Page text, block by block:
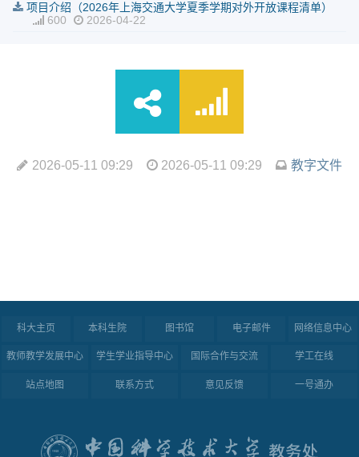
项目介绍（2026年上海交通大学夏季学期对外开放课程清单）
600
2026-04-22
2026-05-11 09:29 2026-05-11 09:29 教字文件
科大主页 本科生院 图书馆 电子邮件 网络信息中心
教师教学发展中心 学生学业指导中心 国际合作与交流 学工在线
站点地图 联系方式 意见反馈 一号通办